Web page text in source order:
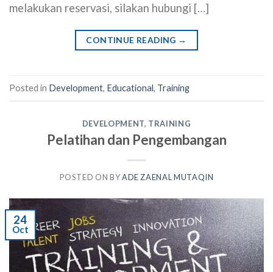
melakukan reservasi, silakan hubungi […]
CONTINUE READING →
Posted in Development, Educational, Training
DEVELOPMENT, TRAINING
Pelatihan dan Pengembangan
POSTED ON BYADE ZAENAL MUTAQIN
24
Oct